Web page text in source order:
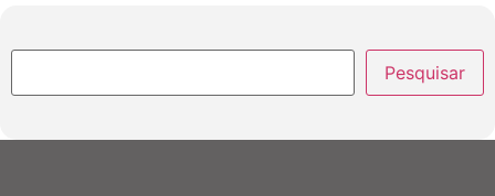
Pesquisar